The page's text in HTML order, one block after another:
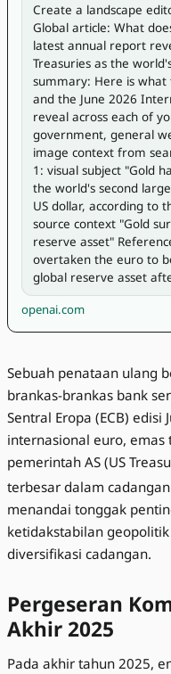
Create a landscape
Global article: What
latest annual report
Treasuries as the
summary: Here is what
and the June 2026
reveal across each of
government, general
image context from
1: visual subject "Gold
the world's second
US dollar, according to
source context "Gold
reserve asset"
overtaken the euro to
global reserve asset
openai.com
Sebuah penataan ulang
brankas-brankas bank
Sentral Eropa (ECB)
internasional euro,
pemerintah AS (US
terbesar dalam
menandai tonggak
ketidakstabilan
diversifikasi cadangan.
Pergeseran
Akhir 2025
Pada akhir tahun 2025,